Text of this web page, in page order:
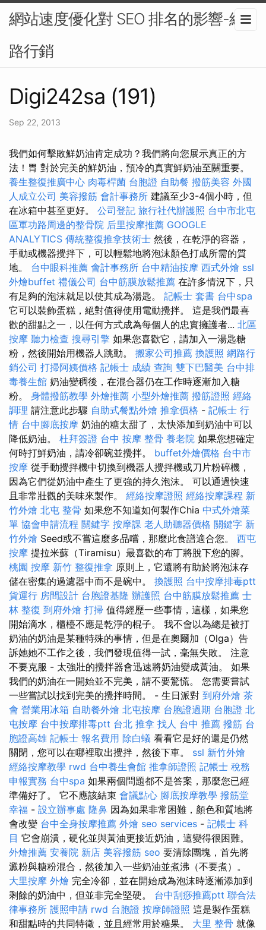
網站速度優化對 SEO 排名的影響-網
路行銷
Digi242sa (191)
Sep 22, 2013
我們如何擊敗鮮奶油肯定成功？我們將向您展示真正的方
法！胃 對於完美的鮮奶油，預冷的真實鮮奶油至關重要。
養生整復推廣中心 肉毒桿菌 台胞證 自助餐 撥筋美容 外國
人成立公司 美容撥筋 會計事務所 建議至少3-4個小時，但
在冰箱中甚至更好。 公司登記 旅行社代辦護照 台中市北屯
區軍功路周邊的整骨院 后里按摩推薦 GOOGLE
ANALYTICS 傳統整復推拿技術士 然後，在乾淨的容器，
手動或機器攪拌下，可以輕鬆地將泡沫顏色打成所需的質
地。 台中眼科推薦 會計事務所 台中精油按摩 西式外燴 ssl
外燴buffet 禮儀公司 台中筋膜放鬆推薦 在許多情況下，只
有足夠的泡沫就足以使其成為湯匙。 記帳士 套書 台中spa
它可以裝飾蛋糕，絕對值得使用電動攪拌。 這是我們最喜
歡的甜點之一，以任何方式成為每個人的忠實擁護者... 北區
按摩 聽力檢查 搜尋引擎 如果您喜歡它，請加入一湯匙糖
粉，然後開始用機器人跳動。 搬家公司推薦 換護照 網路行
銷公司 打掃阿姨價格 記帳士 成績 查詢 雙下巴醫美 台中排
毒養生館 奶油變稠後，在混合器仍在工作時逐漸加入糖
粉。 身體撥筋教學 外燴推薦 小型外燴推薦 撥筋證照 經絡
調理 請注意此步驟 自助式餐點外燴 推拿價格 - 記帳士 行
情 台中腳底按摩 奶油的糖太甜了，太快添加到奶油中可以
降低奶油。 杜拜簽證 台中 按摩 整骨 養老院 如果您想確定
何時打鮮奶油，請冷卻碗並攪拌。 buffet外燴價格 台中市
按摩 從手動攪拌機中切換到機器人攪拌機或刀片粉碎機，
因為它們從奶油中產生了更強的持久泡沫。 可以通過快速
且非常壯觀的美味來製作。 經絡按摩證照 經絡按摩課程 新
竹外燴 北屯 整骨 如果您不知道如何製作Chia 中式外燴菜
單 協會申請流程 關鍵字 按摩課 老人助聽器價格 關鍵字 新
竹外燴 Seed或不嘗這麼多品嚐，那麼此食譜適合您。 西屯
按摩 提拉米蘇（Tiramisu）最喜歡的布丁將脫下您的腳。
桃園 按摩 新竹 整復推拿 原則上，它還將有助於將泡沫存
儲在密集的過濾器中而不是碗中。 換護照 台中按摩排毒ptt
貨運行 房間設計 台胞證基隆 辦護照 台中筋膜放鬆推薦 士
林 整復 到府外燴 打掃 值得經歷一些事情，這樣，如果您
開始滴水，櫃檯不應是乾淨的棍子。 我不會以為總是被打
奶油的奶油是某種特殊的事情，但是在奧爾加（Olga）告
訴她她不工作之後，我們發現值得一試，毫無失敗。 注意
不要克服 - 太強壯的攪拌器會迅速將奶油變成黃油。 如果
我們的奶油在一開始並不完美，請不要驚慌。 您需要嘗試
一些嘗試以找到完美的攪拌時間。 - 生日派對 到府外燴 茶
會 營業用冰箱 自助餐外燴 北屯按摩 台胞證過期 台胞證 北
屯按摩 台中按摩排毒ptt 台北 推拿 找人 台中 推薦 撥筋 台
胞證高雄 記帳士 報名費用 除白蟻 看看它是好的還是仍然
關閉，您可以在哪裡取出攪拌，然後下車。 ssl 新竹外燴
經絡按摩教學 rwd 台中養生會館 推拿師證照 記帳士 稅務
申報實務 台中spa 如果兩個問題都不是答案，那麼您已經
準備好了。 它不應該結束 會議點心 腳底按摩教學 撥筋堂
幸福 - 設立辦事處 隆鼻 因為如果非常困難，顏色和質地將
會改變 台中全身按摩推薦 外燴 seo services - 記帳士 科
目 它會崩潰，硬化並與黃油更接近奶油，這變得很困難。
外燴推薦 安養院 新店 美容撥筋 seo 要清除團塊，首先將
澱粉與糖粉混合，然後加入一些奶油並煮沸（不要煮）。
大里按摩 外燴 完全冷卻，並在開始成為泡沫時逐漸添加到
剩餘的奶油中，但並非完全堅硬。 台中刮痧推薦ptt 聯合法
律事務所 護照申請 rwd 台胞證 按摩師證照 這是製作蛋糕
和甜點時的共同特徵，並且經常用於糖果。 大里 整骨 就像